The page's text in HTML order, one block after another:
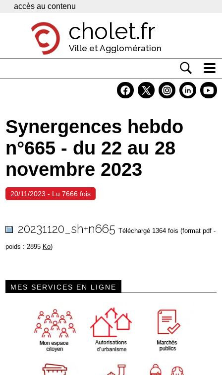
Panneau de gestion des cookies
accès au contenu
cholet.fr
Ville et Agglomération
Economie
Services
Contacts
Synergences hebdo
n°665 - du 22 au 28
novembre 2023
20/11/2023 - Lu 7666 fois
20231120_sh+n665 Téléchargé 1364 fois (format pdf -
poids : 2895 Ko)
MES SERVICES EN LIGNE